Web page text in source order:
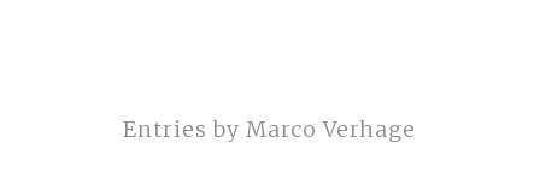
Entries by Marco Verhage